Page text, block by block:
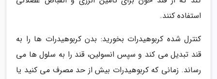
استفاده کنند.
کنترل شده کربوهیدرات بخورید: بدن کربوهیدرات ها را به
قند تبدیل می کند و سپس انسولین، قند را به سلول ها می
رساند. زمانی که کربوهیدرات بیش از حد مصرف می کنید یا